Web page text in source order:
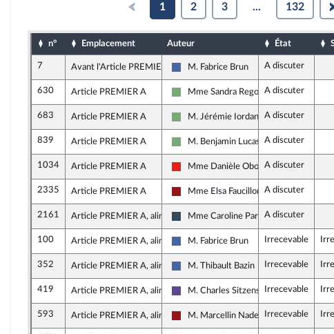
1 2 3 ... 132
n° Emplacement Auteur État
7 Avant l'Article PREMIER A
Les Républicains
M. Fabrice Brun A discuter
630 Article PREMIER A
Écologiste - NUPES
Mme Sandra Regol A discuter
683 Article PREMIER A
Écologiste - NUPES
M. Jérémie IordanoffA discuter
839 Article PREMIER A
Écologiste - NUPES
M. Benjamin Lucas-Lundy
A discuter
1034 Article PREMIER A
La France insoumise - Nouvelle Union
Mme Danièle ObonoA discuter
2335 Article PREMIER A
Gauche démocrate et républicaine -
Mme Elsa Faucillon A discuter
2161 Article PREMIER A, alinéa 2
Rassemblement National
Mme Caroline Parmentier
A discuter
100 Article PREMIER A, alinéa 2
Les Républicains
M. Fabrice Brun Irrecevable
352 Article PREMIER A, alinéa 2
Les Républicains
M. Thibault Bazin Irrecevable
419 Article PREMIER A, alinéa 2
Renaissance
M. Charles SitzenstuhlIrrecevable
593 Article PREMIER A, alinéa 2
Gauche démocrate et républicaine -
M. Marcellin NadeauIrrecevable